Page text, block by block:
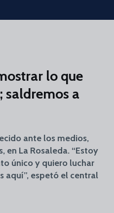
lo que
saldremos a
ante los medios,
en La Rosaleda. “Estoy
único y quiero luchar
aquí”, espetó el central